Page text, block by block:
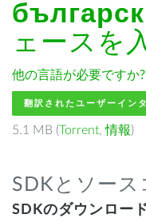
ェースを
他の言語が必要ですか?
翻訳されたユーザーイン
5.1 MB (Torrent,情報)
SDKとソース
SDKのダウンロー